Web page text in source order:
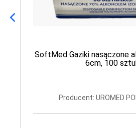
SoftMed Gaziki nasączone
6cm, 100
Producent: UROMED